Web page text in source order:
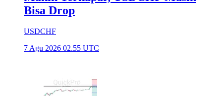
Bisa Drop
USDCHF
7 Agu 2026 02.55 UTC